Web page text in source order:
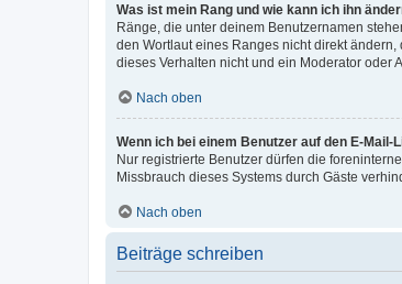
Was ist mein Rang und wie kann ich ihn
Ränge, die unter deinem Benutzernamen
den Wortlaut eines Ranges nicht direkt
dieses Verhalten nicht und ein Moderator oder
Nach oben
Wenn ich bei einem Benutzer auf den E-
Nur registrierte Benutzer dürfen die
Missbrauch dieses Systems durch Gäste
Nach oben
Beiträge schreiben